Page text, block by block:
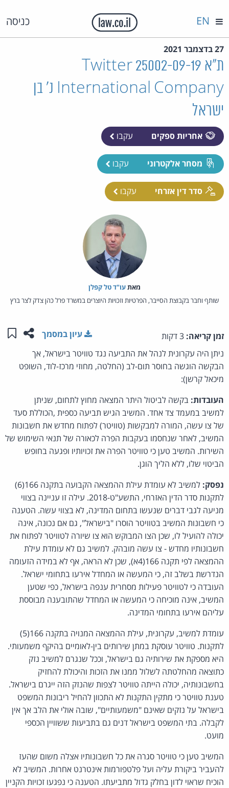
כניסה EN
27 בדצמבר 2021
ת"א 25002-09-19 Twitter
International Company נ' בן
ישראל
אחריות ספקים עקבו
מסחר אלקטרוני עקבו
סדר דין אזרחי עקבו
מאת‏עו"ד טל קפלן
שותף וחבר בקבוצת הסייבר, הפרטיות וזכויות היוצרים במשרד פרל כהן צדק לצר ברץ
זמן קריאה: שתפו
עיון במסמך
ניתן היה עקרונית לנהל את התביעה נגד טוויטר בישראל, אך
הבקשה הוגשה בחוסר תום-לב (החלטה, מחוזי מרכז-לוד, השופט
מיכאל קרשן):
העובדות: בקשה לביטול היתר המצאה מחוץ לתחום, שניתן
למשיב במעמד צד אחד. המשיב הגיש תביעה כספית ,הכוללת סעד
של צו עשה, המורה למבקשות (טוויטר) לפתוח מחדש את חשבונות
המשיב, לאחר שנחסמו בעקבות הפרה לכאורה של תנאי השימוש של
השירות. המשיב טען כי טוויטר הפרה את זכויותיו ופגעה בחופש
הביטוי שלו, ללא הליך הוגן.
נפסק:
למשיב לא עומדת עילת ההמצאה הקבועה בתקנה 166(6)
לתקנות סדר הדין האזרחי, התשע"ט-2018. עילה זו עניינה בצווי
מניעה לגבי דברים שנעשו בתחום המדינה, לא בצווי עשה. הטענה
כי חשבונות המשיב בטוויטר הוסרו "בישראל", גם אם נכונה, אינה
יכולה להועיל לו, שכן הצו המבוקש הוא צו שיורה לטוויטר לפתוח את
חשבונותיו מחדש - צו עשה מובהק. למשיב גם לא עומדת עילת
ההמצאה לפי תקנה 166(4א), שכן לא הראה, אף לא במידה הזעומה
הנדרשת בשלב זה, כי המעשה או המחדל אירעו בתחומי ישראל.
העובדה כי לטוויטר פעילות מסחרית ענפה בישראל, כפי שטען
המשיב, אינה מוכיחה כי המעשה או המחדל שהתובענה מבוססת
עליהם אירעו בתחומי המדינה.
עומדת למשיב, עקרונית, עילת ההמצאה המנויה בתקנה 166(5)
לתקנות. טוויטר עוסקת במתן שירותים בין-לאומיים בהיקף משמעותי.
היא מספקת את שירותיה גם בישראל, וככל שנגרם למשיב נזק
כתוצאה מהחלטתה לשלול ממנו את הזכות והיכולת להחזיק
בחשבונותיה, יכולה הייתה טוויטר לצפות שהנזק הזה ייגרם בישראל.
טענת טוויטר כי מתקין התקנות לא התכוון להחיל ריבונות המשפט
בישראל על נזקים שאינם "משמעותיים", שובה אולי את הלב אך אין
לקבלה. בתי המשפט בישראל דנים גם בתביעות ששוויין הכספי
מועט.
המשיב טען כי טוויטר סגרה את כל חשבונותיו אצלה משום שהעז
להעביר ביקורת עליה ועל פלטפורמות אינטרנט אחרות. המשיב לא
הוכיח שראוי לדון בחלק גדול מתביעתו. הטענה כי נפגעו זכויות הקניין